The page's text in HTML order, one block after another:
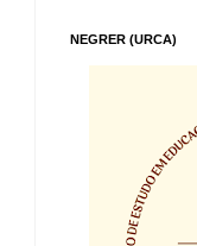
NEGRER (URCA)